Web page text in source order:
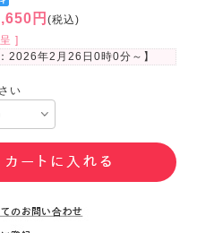
円 (税込)
]
2026年2月26日0時0分 ～】